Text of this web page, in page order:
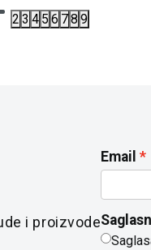
2 3 4 5 6 78 9
i proizvode
Email